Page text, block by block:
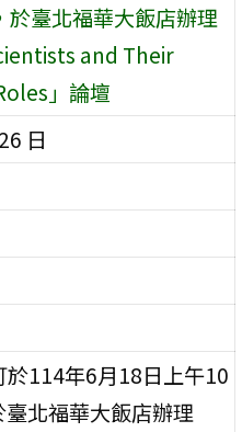
於臺北福華大飯店辦理
and Their
」論壇
日
於114年6月18日上午10
北福華大飯店辦理